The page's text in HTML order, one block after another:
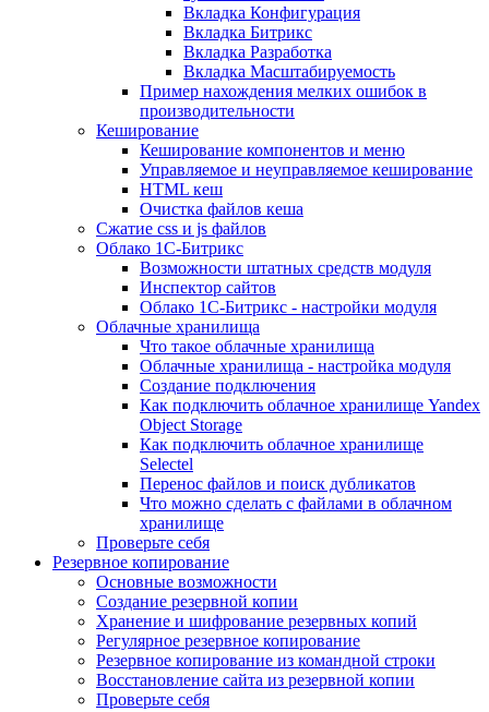
Вкладка Конфигурация
Вкладка Битрикс
Вкладка Разработка
Вкладка Масштабируемость
Пример нахождения мелких ошибок в
производительности
Кеширование
Кеширование компонентов и меню
Управляемое и неуправляемое кеширование
HTML кеш
Очистка файлов кеша
Сжатие css и js файлов
Облако 1С-Битрикс
Возможности штатных средств модуля
Инспектор сайтов
Облако 1С-Битрикс - настройки модуля
Облачные хранилища
Что такое облачные хранилища
Облачные хранилища - настройка модуля
Создание подключения
Как подключить облачное хранилище Yandex
Object Storage
Как подключить облачное хранилище
Selectel
Перенос файлов и поиск дубликатов
Что можно сделать с файлами в облачном
хранилище
Проверьте себя
Резервное копирование
Основные возможности
Создание резервной копии
Хранение и шифрование резервных копий
Регулярное резервное копирование
Резервное копирование из командной строки
Восстановление сайта из резервной копии
Проверьте себя